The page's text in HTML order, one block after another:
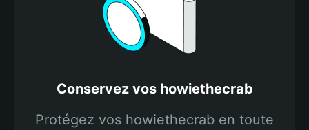
Conservez vos howiethecrab
Protégez vos howiethecrab en toute